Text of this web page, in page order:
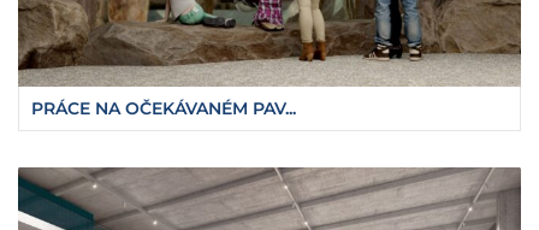
PRÁCE NA OČEKÁVANÉM PAV...